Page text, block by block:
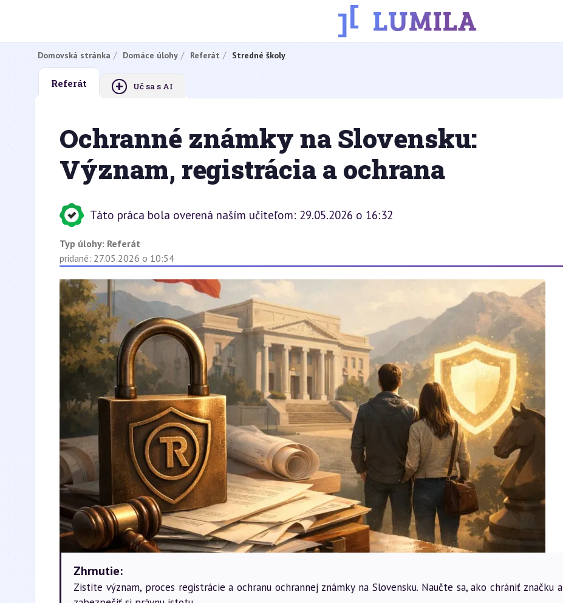
Domovská stránka Domáce úlohy Referát Stredné školy
Referát + Uč sa s AI
Ochranné známky na Slovensku:
Význam, registrácia a ochrana
Táto práca bola overená naším učiteľom: 29.05.2026 o 16:32
Typ úlohy: Referát
pridané: 27.05.2026 o 10:54
Zhrnutie:
Zistite význam, proces registrácie a ochranu ochrannej známky na Slovensku. Naučte sa, ako chrániť značku a